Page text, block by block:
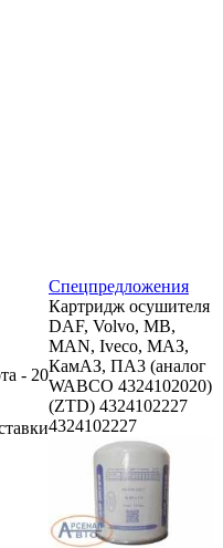
- 20
Спецпредложения
Картридж осушителя
DAF, Volvo, MB,
MAN, Iveco, МАЗ,
КамАЗ, ПА3 (аналог
WABCO 4324102020)
(ZTD) 4324102227
4324102227